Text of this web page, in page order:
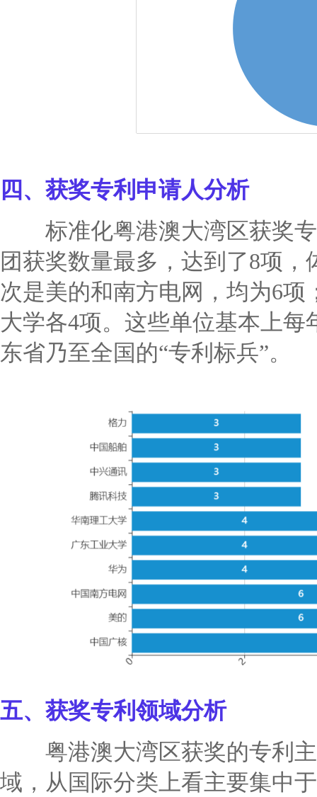
四、 获奖专利申请人分析
标准化粤港澳大湾区获奖
团获奖数量最多，达到了8项
次是美的和南方电网，均为6
大学各4项。这些单位基本上
东省乃至全国的“专利标兵”。
五、 获奖专利领域分析
粤港澳大湾区获奖的专利主
域，从国际分类上看主要集中